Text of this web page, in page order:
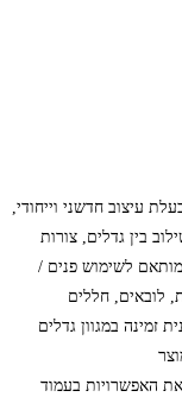
עיצוב חדשני וייחודי,
בין גדלים, צורות
מותאם לשימוש פנים /
לובאים, חללים
זמינה במגוון גדלים
האפשרויות בעמוד